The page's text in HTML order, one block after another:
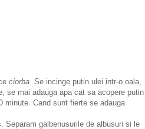
ciorba . Se incinge putin ulei intr-o oala,
se mai adauga apa cat sa acopere putin
minute. Cand sunt fierte se adauga
galbenusurile de albusuri si le